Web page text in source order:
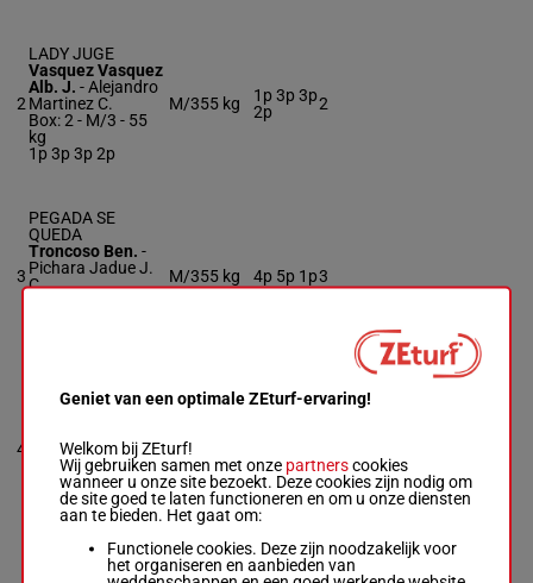
2
LADY JUGE
Vasquez Vasquez
Alb. J. -Alejandro
Martinez C.
Box: 2 - M/3 - 55
kg
1p 3p 3p 2p
M/355 kg
1p 3p 3p
2p
2
3
PEGADA SE
QUEDA
Troncoso Ben. -
Pichara Jadue J.
C.
M/355 kg 4p 5p 1p3
4
OCTAVA REGION
Molina I.
Box: 4 -M/3 -55
M/3
FLAME OF LUCK
Geniet van een optimale ZEturf-ervaring!
Welkom bij ZEturf!
Wij gebruiken samen met onze partnerscookies
wanneer u onze site bezoekt. Deze cookies zijn nodig om
de site goed te laten functioneren en om u onze diensten
aan te bieden. Het gaat om:
Functionele cookies. Deze zijn noodzakelijk voor
het organiseren en aanbieden van